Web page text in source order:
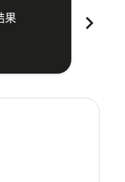
果
chevron_right